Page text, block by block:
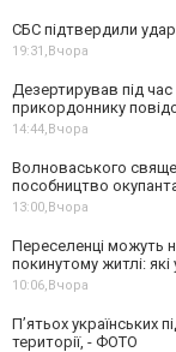
СБС підтвердили
19:31,Вчора
Дезертирував під
прикордоннику
14:44,Вчора
Волноваського
пособництво
13:00,Вчора
Переселенці можуть
покинутому житлі:
10:06,Вчора
П’ятьох українських
території, - ФОТО